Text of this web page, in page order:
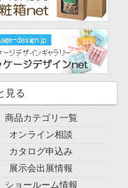
見る
商品カテゴリ一覧
オンライン相談
カタログ申込み
展示会出展情報
ショールーム情報